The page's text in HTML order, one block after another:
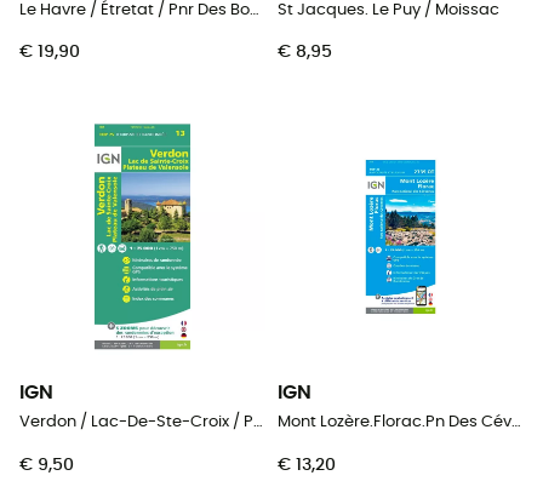
€ 19,90
St Jacques. Le Puy / Moissac
€ 8,95
IGN
Verdon / Lac-De-Ste-Croix / Plateau-De-Valensole
€ 9,50
IGN
Mont Lozère.Florac.Pn Des Cévennes
€ 13,20